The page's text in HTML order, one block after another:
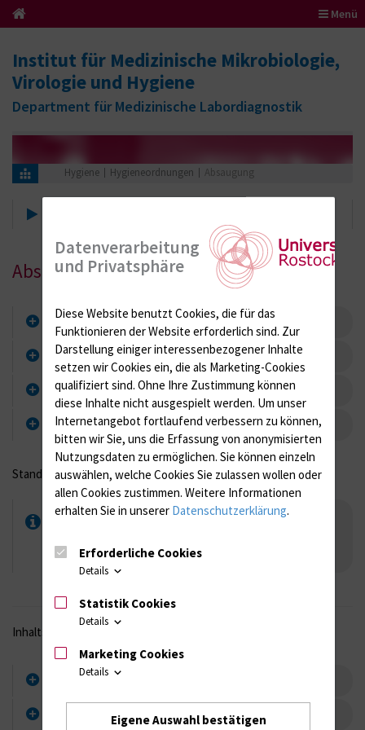
Menü
Institut für Medizinische Mikrobiologie,
Virologie und Hygiene
Department für Medizinische Labordiagnostik
Hygiene Hygieneordnungen Absaugung
Absaugung
Allgemeines
Geschlossene Absaugung
Offene Absaugung
Aufbereitungs-/Wechselrhythmen
Stand: Oktober 2025
Absaugung
Absaugung.pdf [100 KB]
Inhaltsverzeichnis
Basishygieneordnung (BHO)
Sektion Hygiene
Datenverarbeitung
und Privatsphäre
Diese Website benutzt Cookies, die für das
Funktionieren der Website erforderlich sind. Zur
Darstellung einiger interessenbezogener Inhalte
setzen wir Cookies ein, die als Marketing-Cookies
qualifiziert sind. Ohne Ihre Zustimmung können
diese Inhalte nicht ausgespielt werden. Um unser
Internetangebot fortlaufend verbessern zu können,
bitten wir Sie, uns die Erfassung von anonymisierten
Nutzungsdaten zu ermöglichen. Sie können einzeln
auswählen, welche Cookies Sie zulassen wollen oder
allen Cookies zustimmen. Weitere Informationen
erhalten Sie in unserer Datenschutzerklärung.
Erforderliche Cookies
Details
Statistik Cookies
Details
Marketing Cookies
Details
Eigene Auswahl bestätigen